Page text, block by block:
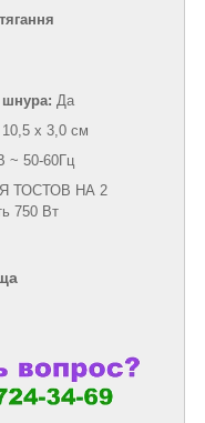
шнура: Да
х 3,0 см
~ 50-60Гц